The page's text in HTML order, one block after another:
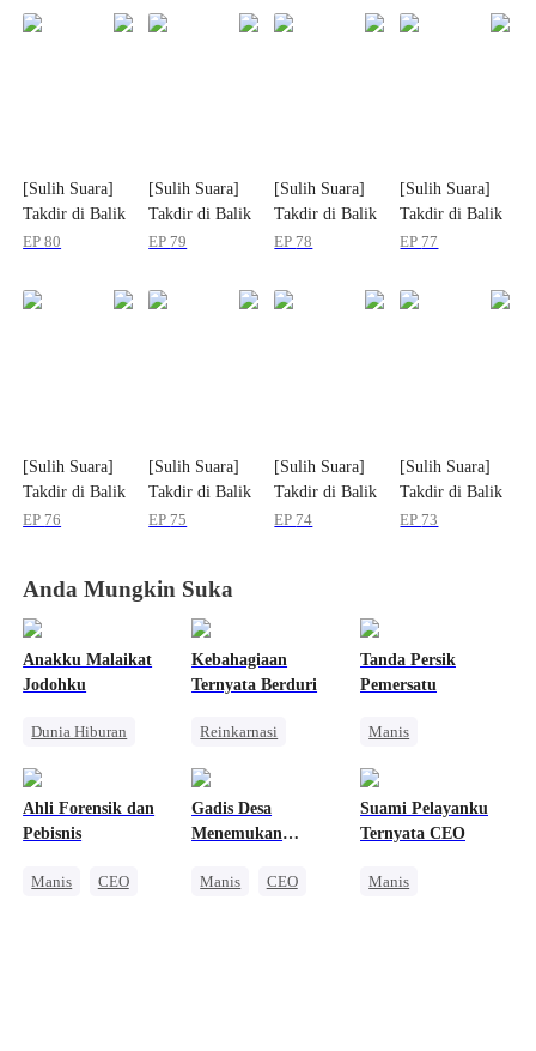
[Sulih Suara]
Takdir di Balik
Sandiwara
EP80
[Sulih Suara]
Takdir di Balik
Sandiwara
EP 79
[Sulih Suara]
Takdir di Balik
Sandiwara
EP 78
[Sulih Suara]
Takdir di Balik
Sandiwara
EP 77
[Sulih Suara]
Takdir di Balik
Sandiwara
EP 76
[Sulih Suara]
Takdir di Balik
Sandiwara
EP 75
[Sulih Suara]
Takdir di Balik
Sandiwara
EP 74
[Sulih Suara]
Takdir di Balik
Sandiwara
EP 73
Anda Mungkin Suka
Anakku Malaikat
Jodohku
Dunia Hiburan
Dibantu Bayi Lucu
Kebahagiaan
Ternyata Berduri
Reinkarnasi
Pewaris Wanita
Tanda Persik
Pemersatu
Manis
Cinta dan Benci
Ahli Forensik dan
Pebisnis
Manis
CEO
Gadis Desa
Menemukan
Manis
CEO
Suami Pelayanku
Ternyata CEO
Manis